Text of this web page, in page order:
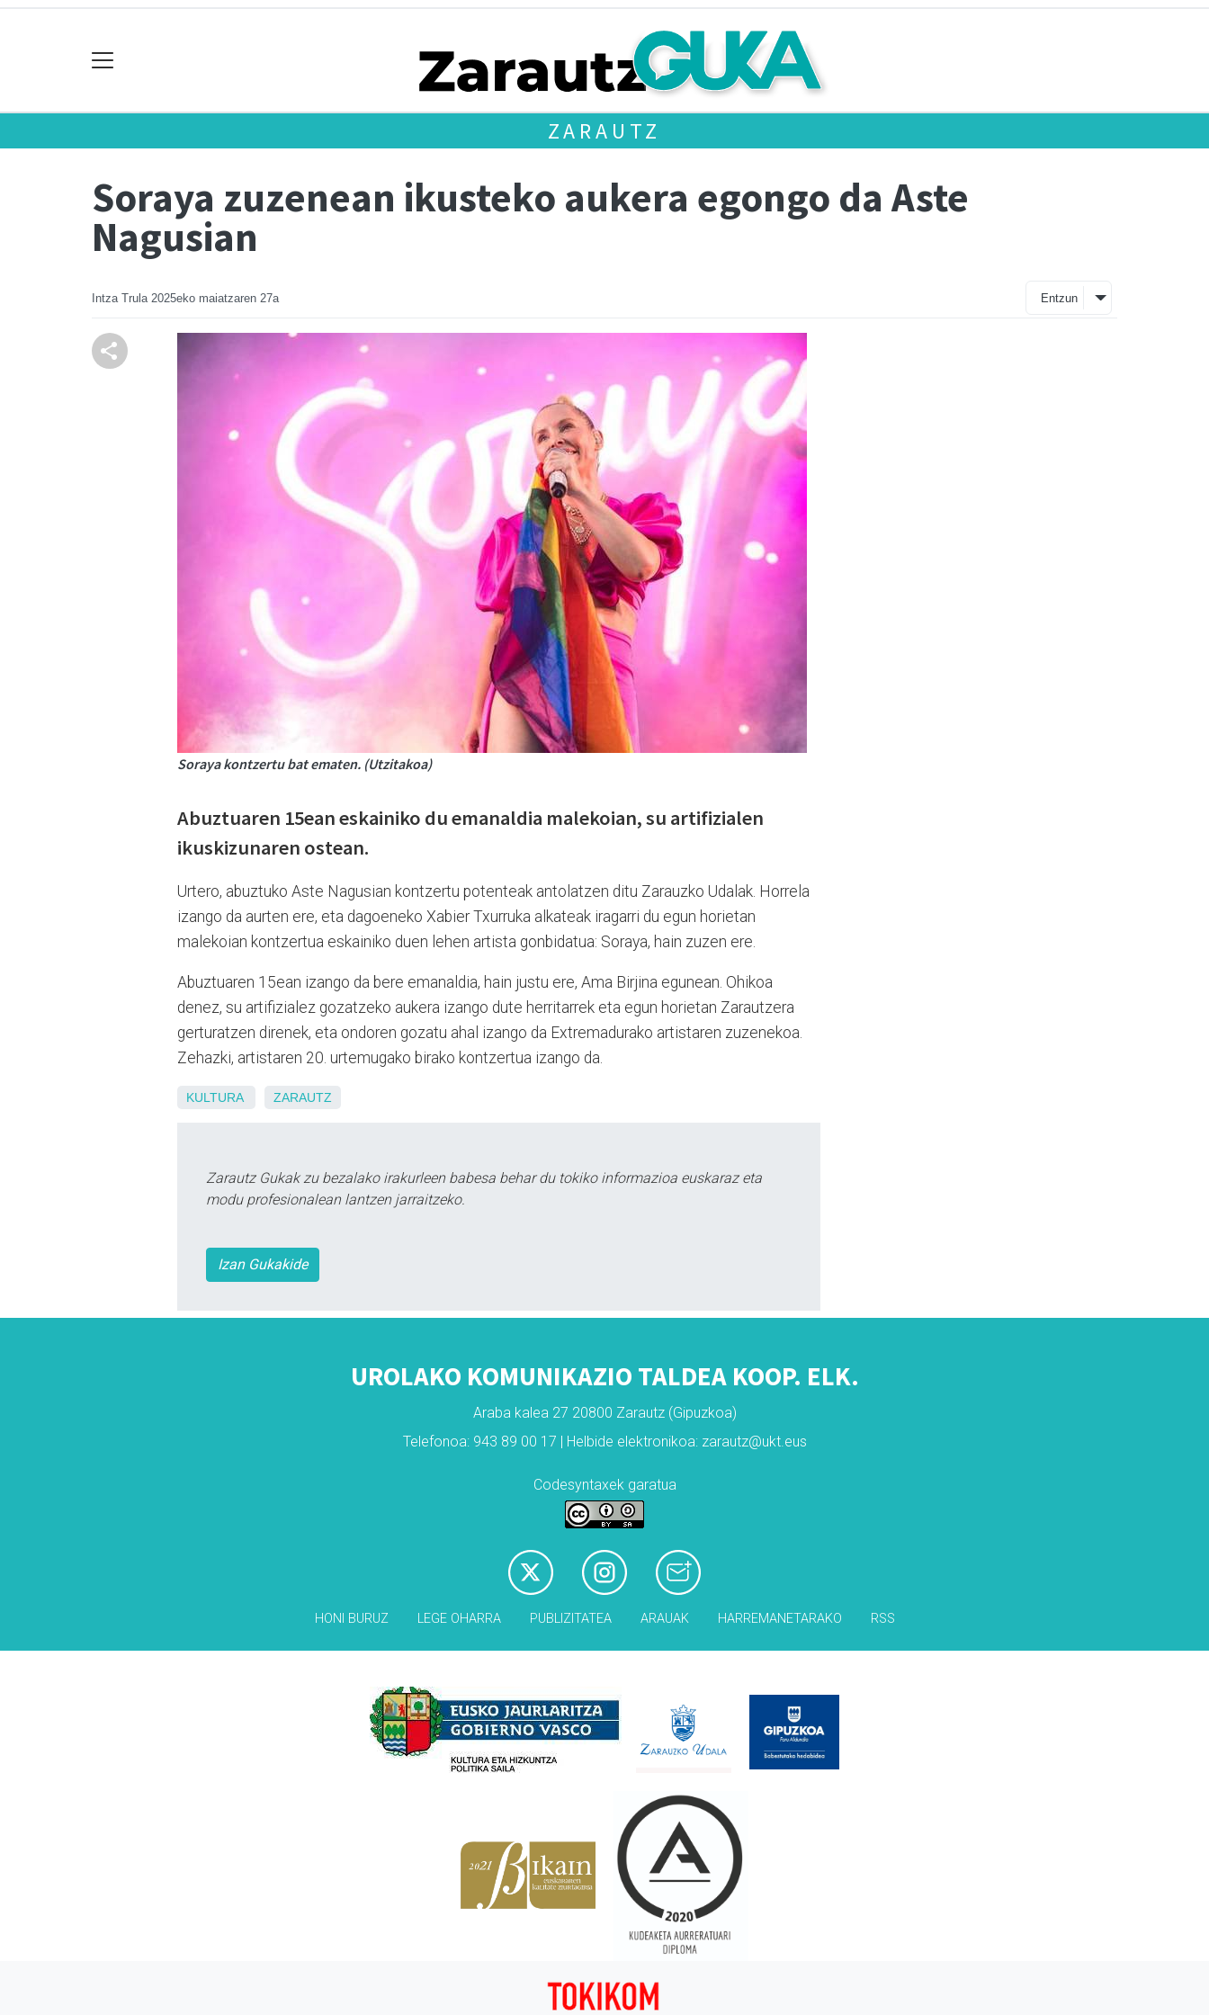
ZARAUTZ
Soraya zuzenean ikusteko aukera egongo da Aste
Nagusian
Intza Trula 2025eko maiatzaren 27a Entzun
Soraya kontzertu bat ematen. (Utzitakoa)
Abuztuaren 15ean eskainiko du emanaldia malekoian, su artifizialen
ikuskizunaren ostean.
Urtero, abuztuko Aste Nagusian kontzertu potenteak antolatzen ditu Zarauzko Udalak. Horrela
izango da aurten ere, eta dagoeneko Xabier Txurruka alkateak iragarri du egun horietan
malekoian kontzertua eskainiko duen lehen artista gonbidatua: Soraya, hain zuzen ere.
Abuztuaren 15ean izango da bere emanaldia, hain justu ere, Ama Birjina egunean. Ohikoa
denez, su artifizialez gozatzeko aukera izango dute herritarrek eta egun horietan Zarautzera
gerturatzen direnek, eta ondoren gozatu ahal izango da Extremadurako artistaren zuzenekoa.
Zehazki, artistaren 20. urtemugako birako kontzertua izango da.
KULTURA ZARAUTZ
Zarautz Gukak zu bezalako irakurleen babesa behar du tokiko informazioa euskaraz eta
modu profesionalean lantzen jarraitzeko.
Izan Gukakide
UROLAKO KOMUNIKAZIO TALDEA KOOP. ELK.
Araba kalea 27 20800 Zarautz (Gipuzkoa)
Telefonoa: 943 89 00 17 | Helbide elektronikoa: zarautz@ukt.eus
Codesyntaxek garatua
HONI BURUZ LEGE OHARRA PUBLIZITATEA ARAUAK HARREMANETARAKO RSS